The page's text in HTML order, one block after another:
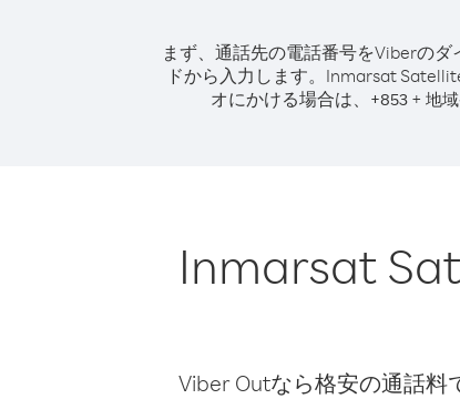
まず、通話先の電話番号をViberのダ
ドから入力します。 Inmarsat
オにかける場合は、 +853 + 地
Inmarsat
Viber Outなら格安の通話料